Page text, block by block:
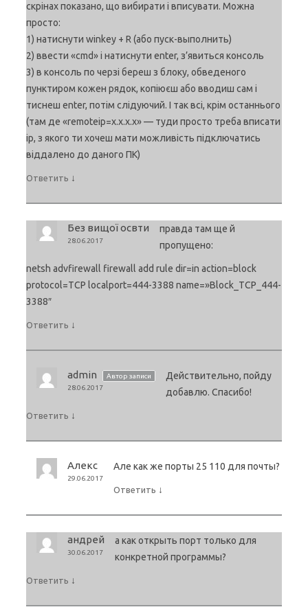
скрінах показано, що вибирати і вписувати. Можна
просто:
1) натиснути winkey + R (або пуск-выполнить)
2) ввести «cmd» і натиснути enter, з’явиться консоль
3) в консоль по черзі береш з блоку, обведеного
пунктиром кожен рядок, копіюєш або вводиш сам і
тиснеш enter, потім слідуючий. І так всі, крім останнього
(там де «remoteip=x.x.x.x» — туди просто треба вписати
ip, з якого ти хочеш мати можливість підключатись
віддалено до даного ПК)
Ответить ↓
Без вищої освти
28.06.2017
правда там ще й
пропущено:
netsh advfirewall firewall add rule dir=in action=block
protocol=TCP localport=444-3388 name=»Block_TCP_444-
3388″
Ответить ↓
admin
Автор записи
28.06.2017
Действительно, пойду
добавлю. Спасибо!
Ответить ↓
Алекс
29.06.2017
Але как же порты 25 110 для почты?
Ответить ↓
андрей
30.06.2017
а как открыть порт только для
конкретной программы?
Ответить ↓